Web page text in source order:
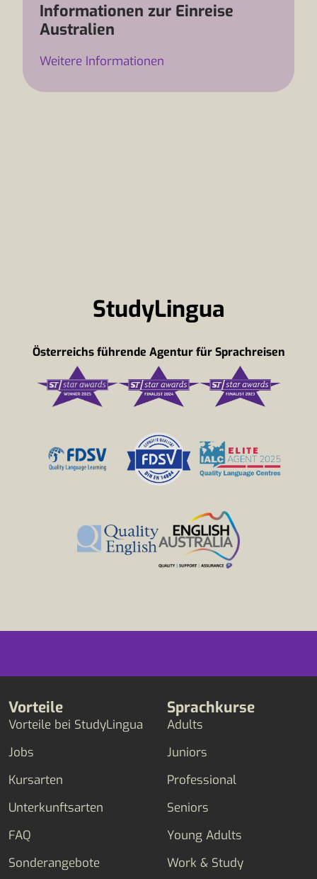
Informationen zur Einreise
Australien
Weitere Informationen
StudyLingua
Österreichs führende Agentur für Sprachreisen
Vorteile
Vorteile bei StudyLingua
Jobs
Kursarten
Unterkunftsarten
FAQ
Sonderangebote
Sprachkurse
Adults
Juniors
Professional
Seniors
Young Adults
Work & Study